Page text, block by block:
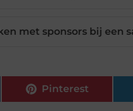
met sponsors bij een
Pinterest